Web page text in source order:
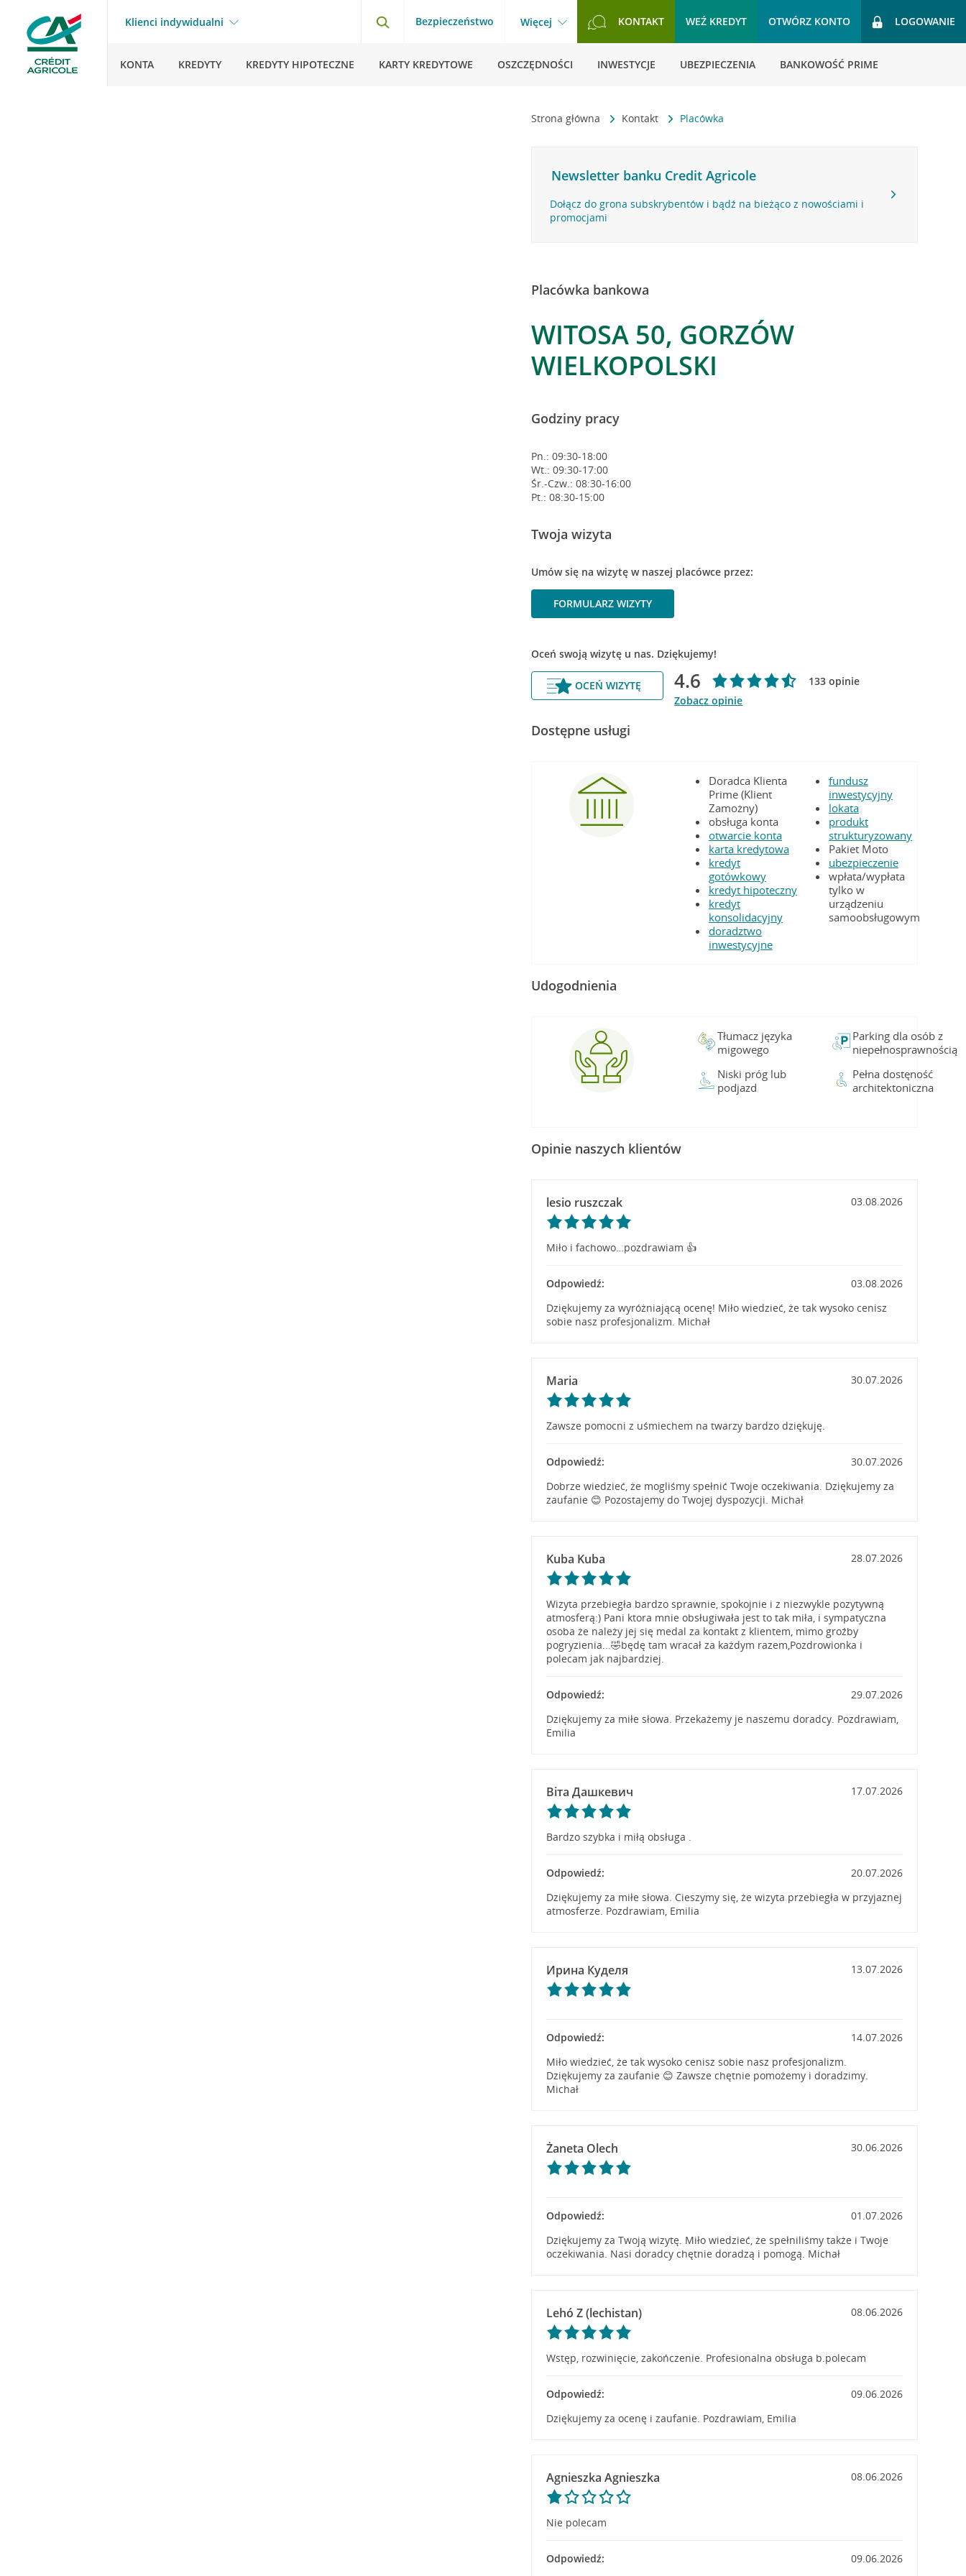
Klienci indywidualni Bezpieczeństwo Więcej KONTAKT WEŹ KREDYT OTWÓRZ KONTO LOGOWANIE
KONTA KREDYTY KREDYTY HIPOTECZNE KARTY KREDYTOWE OSZCZĘDNOŚCI INWESTYCJE UBEZPIECZENIA BANKOWOŚĆ PRIME
Strona główna Kontakt Placówka
Newsletter banku Credit Agricole
Dołącz do grona subskrybentów i bądź na bieżąco z nowościami i
promocjami
Placówka bankowa
WITOSA 50, GORZÓW
WIELKOPOLSKI
Godziny pracy
Pn.: 09:30-18:00
Wt.: 09:30-17:00
Śr.-Czw.: 08:30-16:00
Pt.: 08:30-15:00
Twoja wizyta
Umów się na wizytę w naszej placówce przez:
FORMULARZ WIZYTY
Oceń swoją wizytę u nas. Dziękujemy!
OCEŃ WIZYTĘ 4.6
133 opinie
Zobacz opinie
Dostępne usługi
Doradca Klienta
Prime (Klient
Zamożny)
obsługa konta
otwarcie konta
karta kredytowa
kredyt
gotówkowy
kredyt hipoteczny
kredyt
konsolidacyjny
doradztwo
inwestycyjne
fundusz
inwestycyjny
lokata
produkt
strukturyzowany
Pakiet Moto
ubezpieczenie
wpłata/wypłata
tylko w
urządzeniu
samoobsługowym
Udogodnienia
Tłumacz języka
migowego
Niski próg lub
podjazd
Parking dla osób z
niepełnosprawnością
Pełna dostęność
architektoniczna
Opinie naszych klientów
lesio ruszczak 03.08.2026
Miło i fachowo…pozdrawiam 👍
Odpowiedź:
03.08.2026
Dziękujemy za wyróżniającą ocenę! Miło wiedzieć, że tak wysoko cenisz
sobie nasz profesjonalizm. Michał
Maria 30.07.2026
Zawsze pomocni z uśmiechem na twarzy bardzo dziękuję.
Odpowiedź:
30.07.2026
Dobrze wiedzieć, że mogliśmy spełnić Twoje oczekiwania. Dziękujemy za
zaufanie 😊 Pozostajemy do Twojej dyspozycji. Michał
Kuba Kuba 28.07.2026
Wizyta przebiegła bardzo sprawnie, spokojnie i z niezwykle pozytywną
atmosferą:) Pani ktora mnie obsługiwała jest to tak miła, i sympatyczna
osoba że należy jej się medal za kontakt z klientem, mimo groźby
pogryzienia...🤣będę tam wracał za każdym razem,Pozdrowionka i
polecam jak najbardziej.
Odpowiedź:
29.07.2026
Dziękujemy za miłe słowa. Przekażemy je naszemu doradcy. Pozdrawiam,
Emilia
Віта Дашкевич 17.07.2026
Bardzo szybka i miłą obsługa .
Odpowiedź:
20.07.2026
Dziękujemy za miłe słowa. Cieszymy się, że wizyta przebiegła w przyjaznej
atmosferze. Pozdrawiam, Emilia
Ирина Куделя 13.07.2026
Odpowiedź:
14.07.2026
Miło wiedzieć, że tak wysoko cenisz sobie nasz profesjonalizm.
Dziękujemy za zaufanie 😊 Zawsze chętnie pomożemy i doradzimy.
Michał
Żaneta Olech 30.06.2026
Odpowiedź:
01.07.2026
Dziękujemy za Twoją wizytę. Miło wiedzieć, że spełniliśmy także i Twoje
oczekiwania. Nasi doradcy chętnie doradzą i pomogą. Michał
Lehó Z (lechistan) 08.06.2026
Wstęp, rozwinięcie, zakończenie. Profesionalna obsługa b.polecam
Odpowiedź:
09.06.2026
Dziękujemy za ocenę i zaufanie. Pozdrawiam, Emilia
Agnieszka Agnieszka 08.06.2026
Nie polecam
Odpowiedź: 09.06.2026